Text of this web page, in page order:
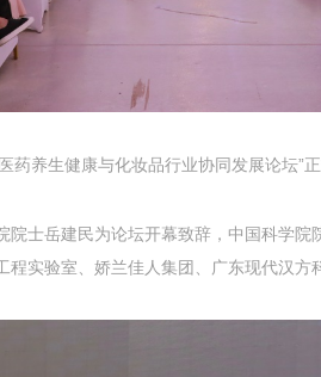
药养生健康与化妆品行业协同发展论坛”
士岳建民为论坛开幕致辞，中国科学
实验室、娇兰佳人集团、广东现代汉方